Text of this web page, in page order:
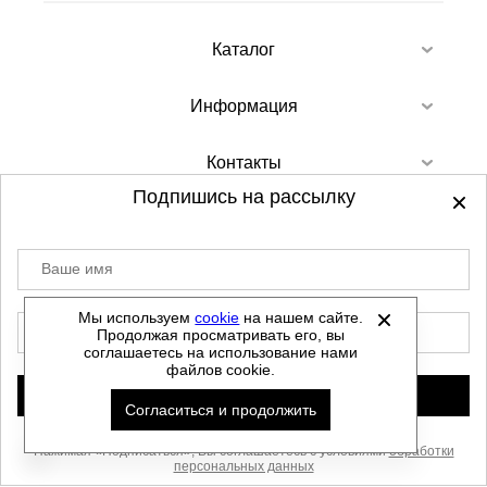
Каталог
Информация
Контакты
©2012-2026 - Sellgroup.ru - все права
защищены.
Данный сайт не является интернет магазином и
не является публичной офертой.
Политика обработки персональных данных
Автоматизировано -
Мы используемcookie на нашем сайте.
Продолжая просматривать его, вы
соглашаетесь на использование нами
файлов cookie.
Согласиться и продолжить
Подпишись на рассылку
Ваше имя
Нажимая «Подписаться», Вы соглашаетесь с условиямиобработки
персональных данных